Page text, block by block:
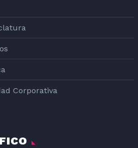
Corporativa